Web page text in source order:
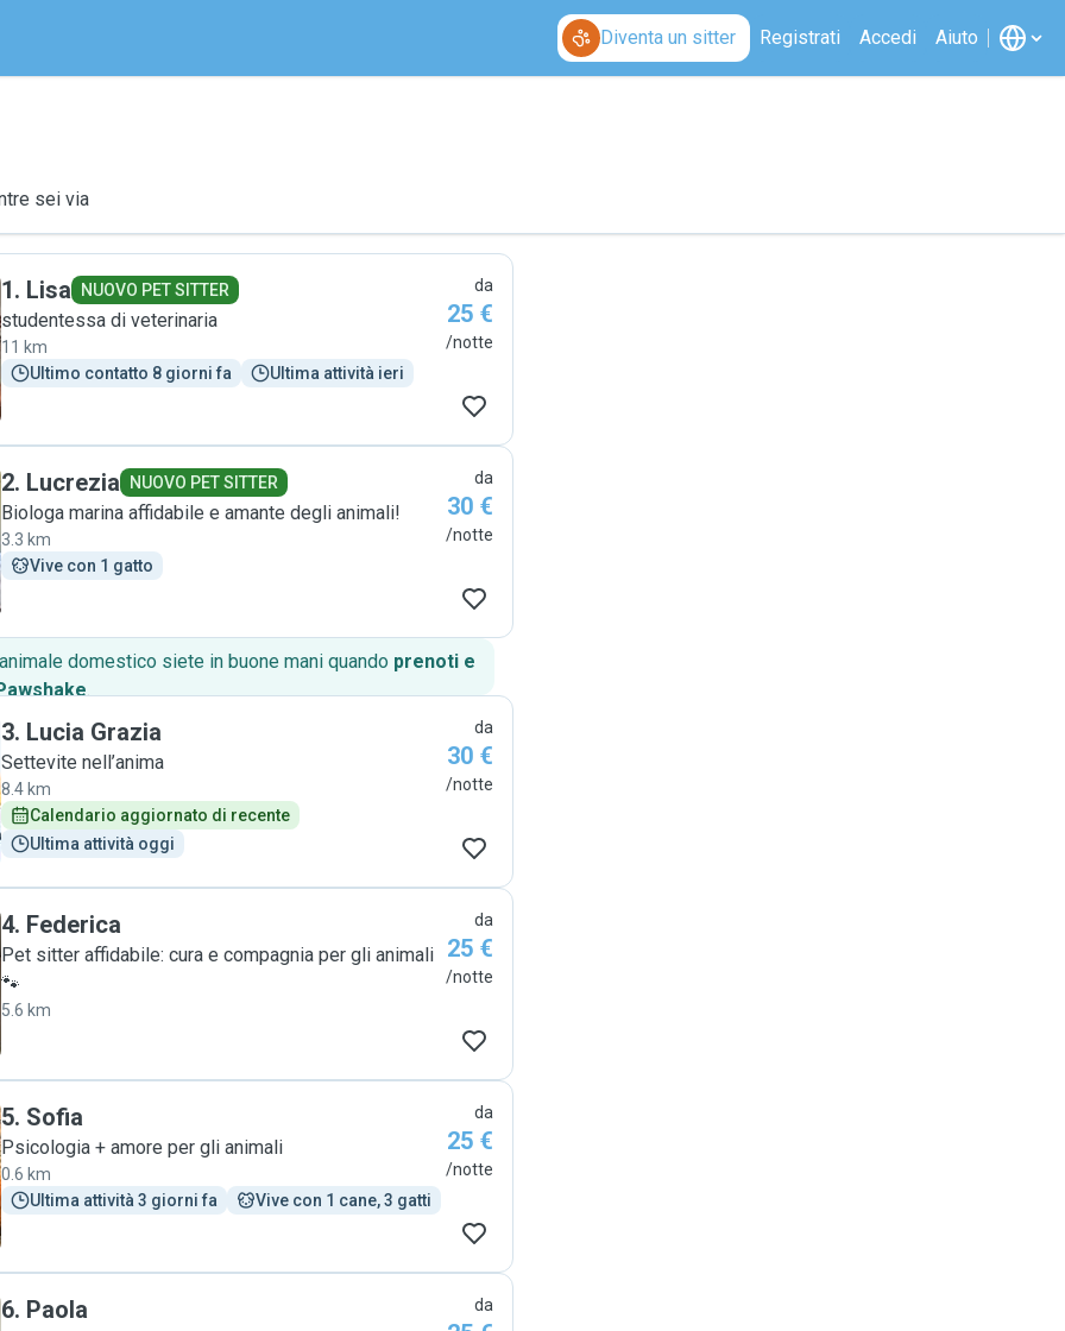
Diventa un sitter Registrati Accedi Aiuto
sei via
1. Lisa NUOVO PET SITTER
studentessa di veterinaria
11 km
Ultimo contatto 8 giorni fa
Ultima attività ieri
da
25 €
/notte
2. Lucrezia NUOVO PET SITTER
Biologa marina affidabile e amante degli animali!
3.3 km
Vive con 1 gatto
da
30 €
/notte
domestico siete in buone mani quando prenoti e
.
3. Lucia Grazia
Settevite nell’anima
8.4 km
Calendario aggiornato di recente
Ultima attività oggi
da
30 €
/notte
4. Federica
Pet sitter affidabile: cura e compagnia per gli animali
🐾
5.6 km
da
25 €
/notte
5. Sofia
Psicologia + amore per gli animali
0.6 km
Ultima attività 3 giorni fa
Vive con 1 cane, 3 gatti
da
25 €
/notte
6. Paola da